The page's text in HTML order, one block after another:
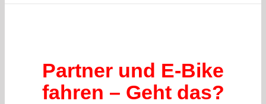
Partner und E-Bike
fahren – Geht das?